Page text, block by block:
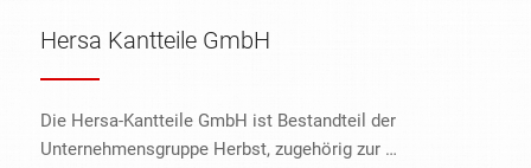
Hersa Kantteile GmbH
Die Hersa-Kantteile GmbH ist Bestandteil der
Unternehmensgruppe Herbst, zugehörig zur …